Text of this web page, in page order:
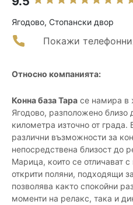
Ягодово, Стопански двор
Покажи
Относно компанията:
Конна база Тара се намира в
Ягодово, разположено
километра източно от града.
различни възможности за
непосредствена близост до
Марица, които се отличават
открити поляни, подходящи
позволява както спокойни
моменти на релакс, така и